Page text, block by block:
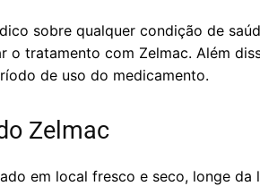
sobre qualquer condição de
o tratamento com Zelmac. Além
de uso do medicamento.
Zelmac
em local fresco e seco, longe